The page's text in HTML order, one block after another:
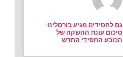
גם לחסידים מגיע בורסלינו:
סיכום עונת ההשקה של
הכובע החסידי החדש